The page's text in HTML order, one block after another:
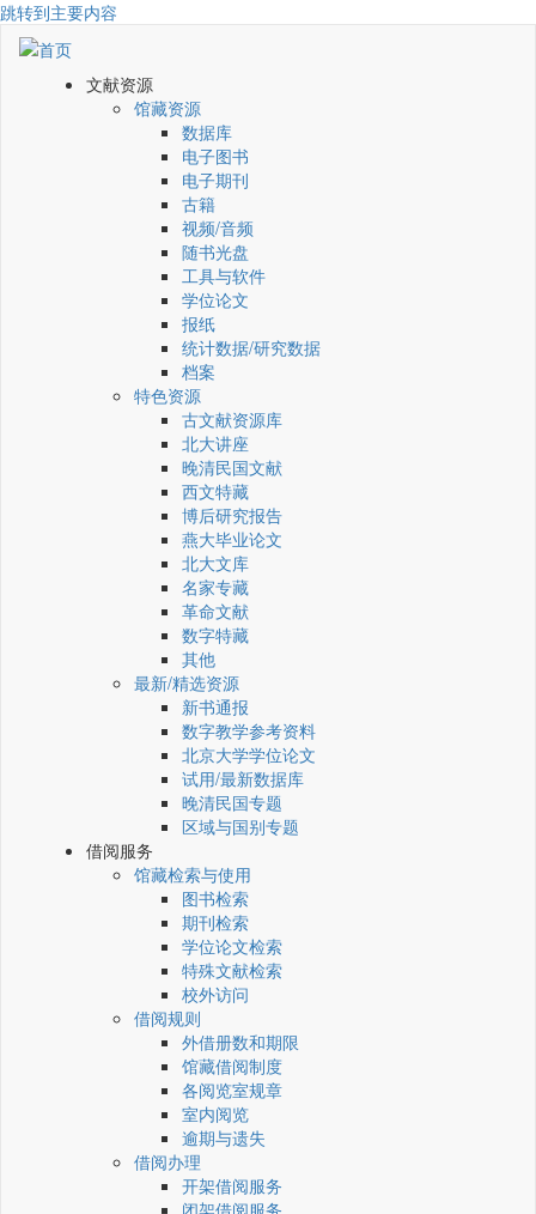
跳转到主要内容
文献资源
馆藏资源
数据库
电子图书
电子期刊
古籍
视频/音频
随书光盘
工具与软件
学位论文
报纸
统计数据/研究数据
档案
特色资源
古文献资源库
北大讲座
晚清民国文献
西文特藏
博后研究报告
燕大毕业论文
北大文库
名家专藏
革命文献
数字特藏
其他
最新/精选资源
新书通报
数字教学参考资料
北京大学学位论文
试用/最新数据库
晚清民国专题
区域与国别专题
借阅服务
馆藏检索与使用
图书检索
期刊检索
学位论文检索
特殊文献检索
校外访问
借阅规则
外借册数和期限
馆藏借阅制度
各阅览室规章
室内阅览
逾期与遗失
借阅办理
开架借阅服务